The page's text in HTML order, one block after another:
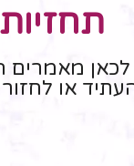
תחזיות
מאמרים
או